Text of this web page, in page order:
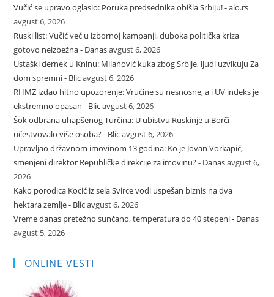
Vučić se upravo oglasio: Poruka predsednika obišla Srbiju! - alo.rs
avgust 6, 2026
Ruski list: Vučić već u izbornoj kampanji, duboka politička kriza
gotovo neizbežna - Danasavgust 6, 2026
Ustaški dernek u Kninu: Milanović kuka zbog Srbije, ljudi uzvikuju Za
dom spremni - Blicavgust 6, 2026
RHMZ izdao hitno upozorenje: Vrućine su nesnosne, a i UV indeks je
ekstremno opasan - Blicavgust 6, 2026
Šok odbrana uhapšenog Turčina: U ubistvu Ruskinje u Borči
učestvovalo više osoba? - Blicavgust 6, 2026
Upravljao državnom imovinom 13 godina: Ko je Jovan Vorkapić,
smenjeni direktor Republičke direkcije za imovinu? - Danasavgust 6,
2026
Kako porodica Kocić iz sela Svirce vodi uspešan biznis na dva
hektara zemlje - Blicavgust 6, 2026
Vreme danas pretežno sunčano, temperatura do 40 stepeni - Danas
avgust 5, 2026
ONLINE VESTI